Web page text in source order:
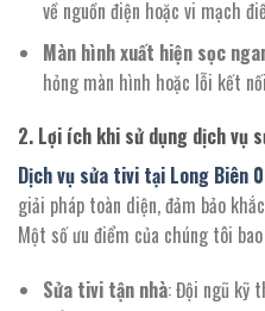
về nguồn điện hoặc vi mạch
Màn hình xuất hiện sọc
hỏng màn hình hoặc lỗi kết
2. Lợi ích khi sử dụng dịch vụ
Dịch vụ sửa tivi tại Long Biên
giải pháp toàn diện, đảm bảo
Một số ưu điểm của chúng tôi
Sửa tivi tận nhà: Đội ngũ kỹ